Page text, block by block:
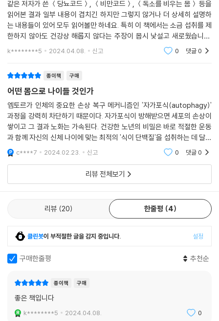
---「3장 : 엠토르」중에서
지방과 탄수화물을 너무 많이, 혹은 너무 적게 먹으면 해롭다는 문헌은 쌓
여 갔지만 단백질은 대체로 관심 밖이었다. 단백질을 더 먹어야 할까, 덜 먹
어야 할까? 어느 정도가 너무 많이 먹는 것일까? 어떤 단백질이 가장 좋을
는 체계는 대부분 단백질로 이뤄져 있다. 인체의 생화학 작용을 조절하는
질 분자가 있다고 추정된다. …(중략)…
단백질이 풍부한 동물 식품(육류나 달걀)은 탄수화물이 풍부한 식품(빵이
나 쌀)보다 훨씬 비싸다. 부유한 서구 국가들은 단백질을 더 많이 먹는 경
향이 있어 단백질 과다 섭취의 위험이 크고 단백질 결핍의 위험은 적다. 식
물 단백질은 아미노산 구성이 동물 단백질과 다르며, 이는 건강과 질병에
중요한 결과를 초래한다. 삶의 다양한 단계에서 인체에 필요한 단백질이
다르다. 단백질 섭취를 미세 조정하면 노화를 늦추고, 질병을 예방하며, 체
티온(산화방지제), 헴(혈액)과 같은 필수 단백질의 중요한 전구체다. 동물
특별하다. 그리고 미국인의 평균 과당 섭취량이 연간 약 23kg에 달한다는
인다. 글리신은 피부와 관절에도 중요하다. 젤로(Jell-O) 디저트에 든 젤
라틴에는 특히 글리신이 풍부하다. 젤라틴은 소와 돼지의 뼈와 껍질을 끓
여 만들 수 있다. 사골국은 글리신의 좋은 식품 공급원이기도 하다.
---「4장 : 노화와 식이 단백질」중에서
단백질에 의해서 자극받았다. 곰팡이와 싸우기 위해 박테리아가 생산한 라
파마이신은 엠토르를 차단하고 곰팡이의 성장 경로를 막아 휴면 상태로 만
들었다. 사람의 경우 성장이 둔화되면 특정 유형의 암이 예방되므로 라파
마이신은 유용한 암 치료제로 기능했다.
했다. 그렇다면 엠토르의 성장 메커니즘을 늦추면 노화 관련 질병을 막고
노화 자체를 늦출 수 있지 않을까? 『어떤 몸으로 나이 들 것인가』의 저자들
은 이런 가설을 세우고 그 해답을 세계 각지의 장수촌(블루존)에서 찾았
다.
과연 블루존인 오키나와, 샤르데냐, 로마린다 등의 100세 노인들은 모두
엠토르를 상대적으로 덜 자극하는 식사를 하고 있었다. 장수는 운동과 함
께 단백질 섭취를 자신의 몸에 최적화하는 것에서 비롯된다. 그렇다면 어
떤 단백질을 얼마나 먹어야 할까? 그 해답은 『어떤 몸으로 나이 들 것인가』
에 담겨 있다.
3. 아프지 않고, 존엄을 지키는 내 몸 건강 관리법
활기찬 노년을 위해 지금부터 시작하는 건강 습관!
노년에 접어들었다고 해서 신체 활동이 줄거나, 장애가 발생하거나, 고통
과 질병이 찾아오는 것을 어쩔 수 없는 것으로 받아들일 이유는 없다. 『어
떤 몸으로 나이 들 것인가』는 죽을 때까지 건강과 활력을 누리며 장수하는
간단한 건강법을 바탕으로 최신의 과학 연구에 근거하여, 노화 과정을 늦
추고, 염증을 줄이며, 전반적인 건강을 개선하는 완벽한 5단계 솔루션을
제공한다.
같은 저자가 쓴 ＜당뇨코드＞, ＜비만코드＞, ＜독소를 비우는 몸＞ 등을
읽어본 결과 일부 내용이 겹치긴 하지만 그렇지 않거나 더 상세히 설명하
는 내용들이 있어 모두 읽어볼만 하네요. 특히 이 책에서는 소금 섭취를 제
한하지 않아도 건강상 해롭지 않다는 주장이 몹시 낯설고 새로웠습니다.
기존에 정설로 알려진 의학 지식들이 정답이 아니란 게 충격이었어요. 어
k********5 2024.04.08. 신고 0 댓글0
종이책 구매
어떤 몸으로 나이들 것인가
엠토르가 인체의 중요한 손상 복구 메커니즘인 '자가포식(autophagy)'
과정을 강력히 차단하기 때문이다. 자가포식이 방해받으면 세포의 손상이
쌓이고 그 결과 노화는 가속된다. 건강한 노년의 비밀은 바로 적절한 운동
과 함께 자신의 신체 나이에 맞는 최적의 '식이 단백질'을 섭취하는 데 달려
있었다. 『어떤 몸으로 나이 들 것인가』는 말하자면, '탄수화물'과 '지방'에
대한 탐구를
c****7 2024.02.23. 신고 0 댓글0
리뷰 전체보기
리뷰 20 한줄평 4
클린봇이 부적절한 글을 감지 중입니다. 설정
구매한줄평 추천순
종이책 구매
좋은 책입니다
k********5 2024.04.08. 0